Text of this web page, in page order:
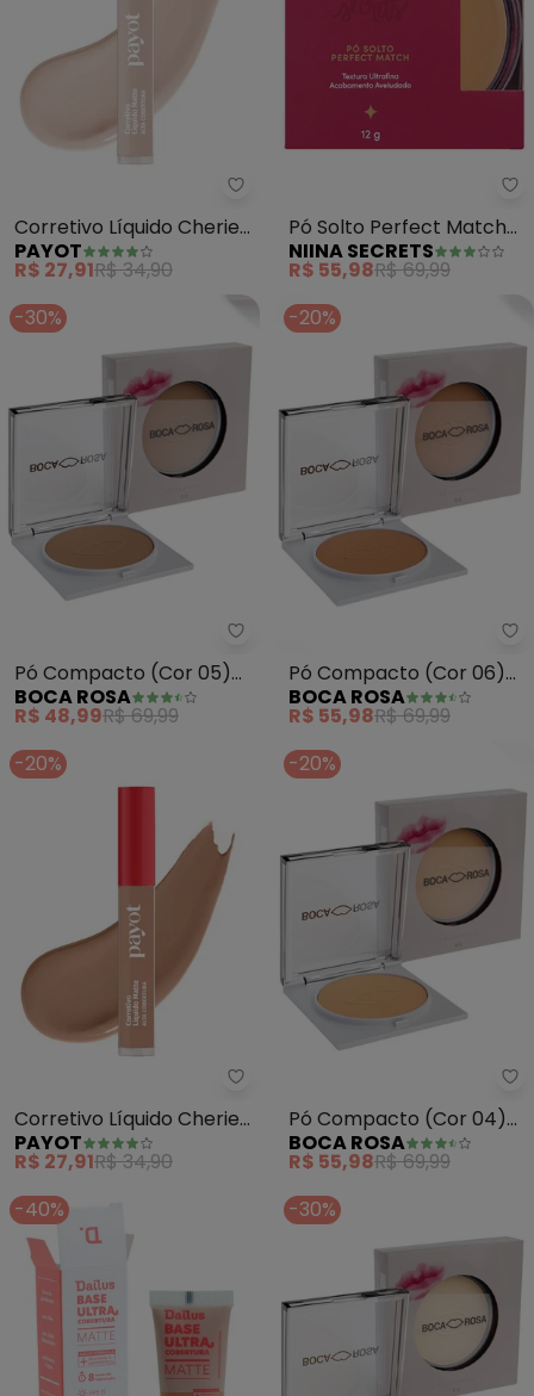
Payot - Corretivo Líquido
Corretivo Líquido Cherie
Matte (Cor 1,5) 4g
PAYOT
R$ 27,91R$ 34,90
Pó Solto Perfect Match
(Cor 4) -12g
NIINA SECRETS
R$ 55,98R$ 69,99
-30%
Boca Rosa - Pó Compacto
Pó Compacto (Cor 05)
9g
BOCA ROSA
R$ 48,99R$ 69,99
-20%
Pó Compacto (Cor 06)
9g
BOCA ROSA
R$ 55,98R$ 69,99
-20%
Payot - Corretivo Líquido
Corretivo Líquido Cherie
Matte (Cor 3) 4g
PAYOT
R$ 27,91R$ 34,90
-20%
Pó Compacto (Cor 04)
9g
BOCA ROSA
R$ 55,98R$ 69,99
-40%
-30%